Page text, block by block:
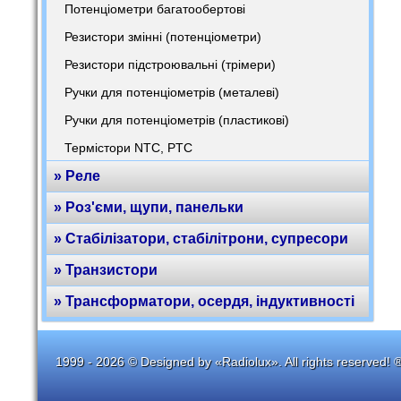
Потенціометри багатообертові
Резистори змінні (потенціометри)
Резистори підстроювальні (трімери)
Ручки для потенціометрів (металеві)
Ручки для потенціометрів (пластикові)
Термістори NTC, PTC
» Реле
» Роз'єми, щупи, панельки
» Стабілізатори, стабілітрони, супресори
» Транзистори
» Трансформатори, осердя, індуктивності
1999 - 2026 © Designed by «Radiolux». All rights reserved!